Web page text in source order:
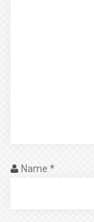
Name *